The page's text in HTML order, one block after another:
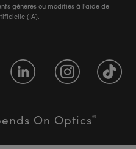
générés ou modifiés à l'aide de
(IA).
On Optics®